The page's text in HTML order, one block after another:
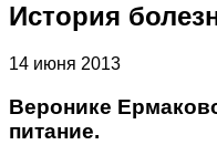
История
14 июня 2013
Веронике
питание.